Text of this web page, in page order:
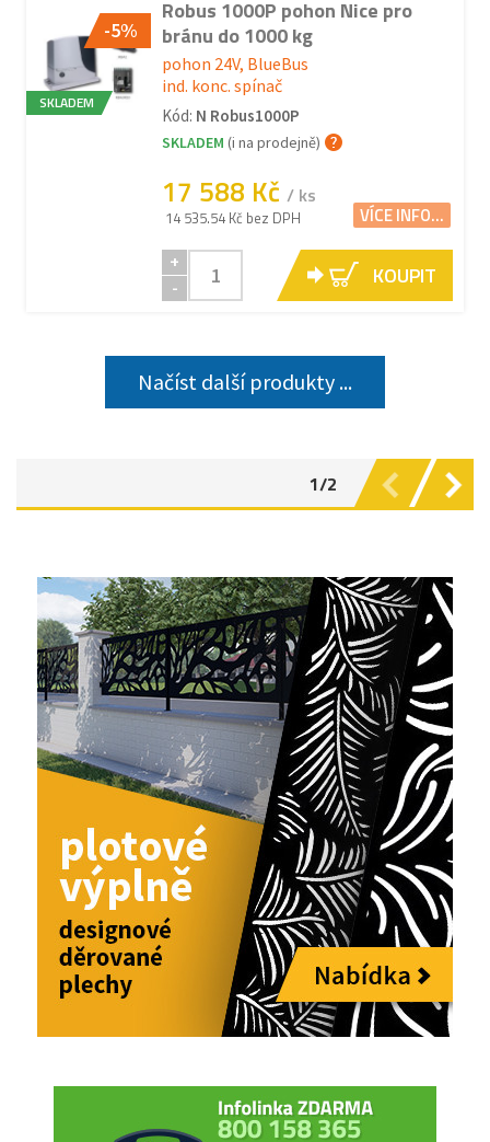
-5%
SKLADEM
Robus 1000P pohon Nice pro
bránu do 1000 kg
pohon 24V, BlueBus
ind. konc. spínač
Kód: N Robus1000P
SKLADEM (i na prodejně)
17 588 Kč / ks
14 535.54 Kč bez DPH VÍCE INFO...
+
-
KOUPIT
Načíst další produkty ...
1/2